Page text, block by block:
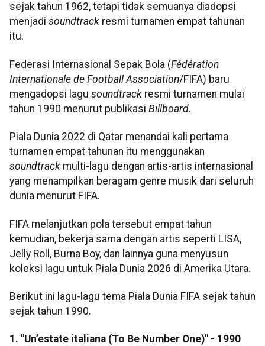
sejak tahun 1962, tetapi tidak semuanya diadopsi
menjadi soundtrack resmi turnamen empat tahunan
itu.
Federasi Internasional Sepak Bola (Fédération
Internationale de Football Association/FIFA) baru
mengadopsi lagu soundtrack resmi turnamen mulai
tahun 1990 menurut publikasi Billboard.
Piala Dunia 2022 di Qatar menandai kali pertama
turnamen empat tahunan itu menggunakan
soundtrack multi-lagu dengan artis-artis internasional
yang menampilkan beragam genre musik dari seluruh
dunia menurut FIFA.
FIFA melanjutkan pola tersebut empat tahun
kemudian, bekerja sama dengan artis seperti LISA,
Jelly Roll, Burna Boy, dan lainnya guna menyusun
koleksi lagu untuk Piala Dunia 2026 di Amerika Utara.
Berikut ini lagu-lagu tema Piala Dunia FIFA sejak tahun
sejak tahun 1990.
1. "Un’estate italiana (To Be Number One)" - 1990